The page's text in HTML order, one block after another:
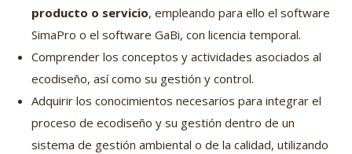
producto o servicio, empleando para ello el software
SimaPro o el software GaBi, con licencia temporal.
Comprender los conceptos y actividades asociados al
ecodiseño, así como su gestión y control.
Adquirir los conocimientos necesarios para integrar el
proceso de ecodiseño y su gestión dentro de un
sistema de gestión ambiental o de la calidad, utilizando